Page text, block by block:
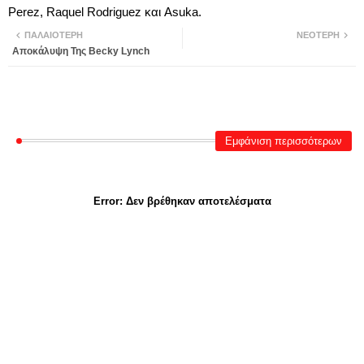
Perez, Raquel Rodriguez και Asuka.
ΝΕΌΤΕΡΗ
ΠΑΛΑΙΌΤΕΡΗ
Αποκάλυψη Της Becky Lynch
Εμφάνιση περισσότερων
Error: Δεν βρέθηκαν αποτελέσματα